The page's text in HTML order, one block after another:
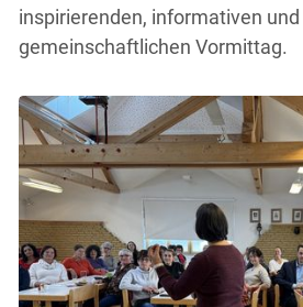
inspirierenden, informativen und
gemeinschaftlichen Vormittag.